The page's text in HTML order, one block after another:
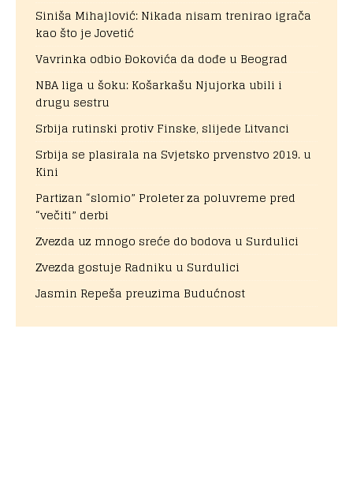
Siniša Mihajlović: Nikada nisam trenirao igrača
kao što je Jovetić
Vavrinka odbio Đokovića da dođe u Beograd
NBA liga u šoku: Košarkašu Njujorka ubili i
drugu sestru
Srbija rutinski protiv Finske, slijede Litvanci
Srbija se plasirala na Svjetsko prvenstvo 2019. u
Kini
Partizan “slomio” Proleter za poluvreme pred
“večiti” derbi
Zvezda uz mnogo sreće do bodova u Surdulici
Zvezda gostuje Radniku u Surdulici
Jasmin Repeša preuzima Budućnost